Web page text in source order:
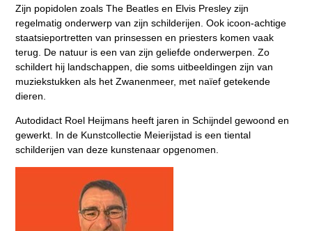
Zijn popidolen zoals The Beatles en Elvis Presley zijn
regelmatig onderwerp van zijn schilderijen. Ook icoon-achtige
staatsieportretten van prinsessen en priesters komen vaak
terug. De natuur is een van zijn geliefde onderwerpen. Zo
schildert hij landschappen, die soms uitbeeldingen zijn van
muziekstukken als het Zwanenmeer, met naïef getekende
dieren.
Autodidact Roel Heijmans heeft jaren in Schijndel gewoond en
gewerkt. In de Kunstcollectie Meierijstad is een tiental
schilderijen van deze kunstenaar opgenomen.